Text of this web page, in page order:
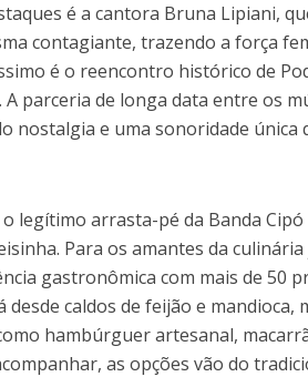
é a cantora Bruna Lipiani,
contagiante, trazendo a força
é o reencontro histórico de
A parceria de longa data entre os
nostalgia e uma sonoridade
legítimo arrasta-pé da Banda Cipó
Para os amantes da
gastronômica com mais de 50
caldos de feijão e mandioca,
hambúrguer artesanal,
as opções vão do